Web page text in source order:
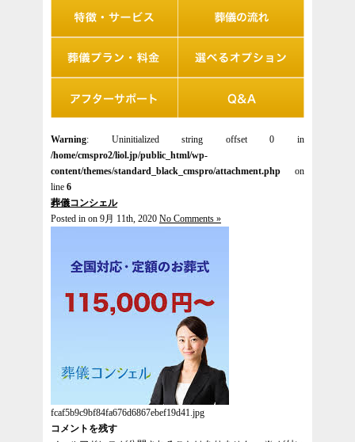
Warning: Uninitialized string offset 0 in
/home/cmspro2/liol.jp/public_html/wp-
content/themes/standard_black_cmspro/attachment.php on
line 6
葬儀コンシェル
Posted in on 9月 11th, 2020 No Comments »
fcaf5b9c9bf84fa676d6867ebef19d41.jpg
コメントを残す